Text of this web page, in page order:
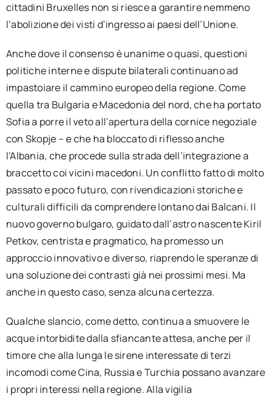
cittadini Bruxelles non si riesce a garantire nemmeno
l’abolizione dei visti d’ingresso ai paesi dell’Unione.
Anche dove il consenso è unanime o quasi, questioni
politiche interne e dispute bilaterali continuano ad
impastoiare il cammino europeo della regione. Come
quella tra Bulgaria e Macedonia del nord, che ha portato
Sofia a porre il veto all’apertura della cornice negoziale
con Skopje – e che ha bloccato di riflesso anche
l’Albania, che procede sulla strada dell’integrazione a
braccetto coi vicini macedoni. Un conflitto fatto di molto
passato e poco futuro, con rivendicazioni storiche e
culturali difficili da comprendere lontano dai Balcani. Il
nuovo governo bulgaro, guidato dall’astro nascente Kiril
Petkov, centrista e pragmatico, ha promesso un
approccio innovativo e diverso, riaprendo le speranze di
una soluzione dei contrasti già nei prossimi mesi. Ma
anche in questo caso, senza alcuna certezza.
Qualche slancio, come detto, continua a smuovere le
acque intorbidite dalla sfiancante attesa, anche per il
timore che alla lunga le sirene interessate di terzi
incomodi come Cina, Russia e Turchia possano avanzare
i propri interessi nella regione. Alla vigilia